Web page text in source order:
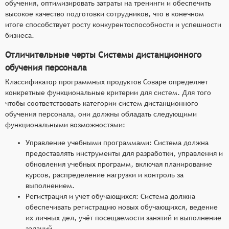
обучения, оптимизировать затраты на тренинги и обеспечить
высокое качество подготовки сотрудников, что в конечном
итоге способствует росту конкурентоспособности и успешности
бизнеса.
Отличительные черты Системы дистанционного
обучения персонала
Классификатор программных продуктов Соваре определяет
конкретные функциональные критерии для систем. Для того
чтобы соответствовать категории систем дистанционного
обучения персонала, они должны обладать следующими
функциональными возможностями:
Управление учебными программами: Система должна
предоставлять инструменты для разработки, управления и
обновления учебных программ, включая планирование
курсов, распределение нагрузки и контроль за
выполнением.
Регистрация и учёт обучающихся: Система должна
обеспечивать регистрацию новых обучающихся, ведение
их личных дел, учёт посещаемости занятий и выполнение